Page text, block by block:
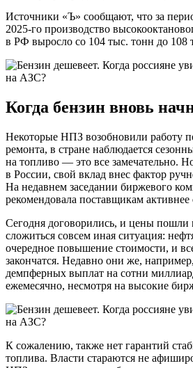
Источники «Ъ» сообщают, что за
2025-го производство
в РФ выросло со 104 тыс. тонн до 108
Когда бензин вновь
Некоторые НПЗ возобновили работу
ремонта, в стране наблюдается
на топливо — это все замечательно.
в России, свой вклад внес фактор
На недавнем заседании биржевого
рекомендовала поставщикам
Сегодня договорились, и цены пошли
сложиться совсем иная ситуация:
очередное повышение стоимости, и
закончатся. Недавно они же,
демпферных выплат на сотни
ежемесячно, несмотря на высокие
К сожалению, также нет гарантий
топлива. Власти стараются не